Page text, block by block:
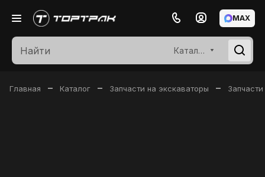
Каталог
MAX
Главная – Каталог – Запчасти на экскаваторы –